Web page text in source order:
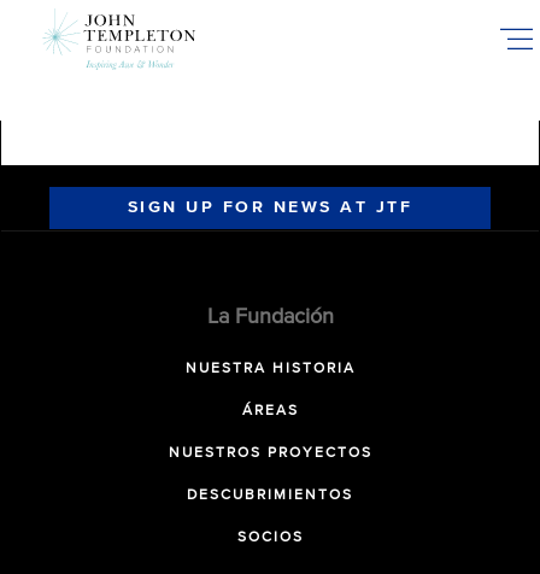
SIGN UP FOR NEWS AT JTF
La Fundación
NUESTRA HISTORIA
ÁREAS
NUESTROS PROYECTOS
DESCUBRIMIENTOS
SOCIOS